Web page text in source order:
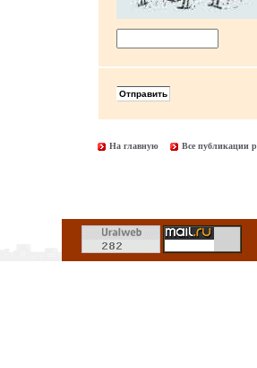
На главную Все публикации